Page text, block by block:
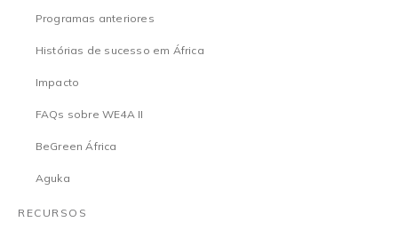
Programas anteriores
Histórias de sucesso em África
Impacto
FAQs sobre WE4A II
BeGreen África
Aguka
RECURSOS